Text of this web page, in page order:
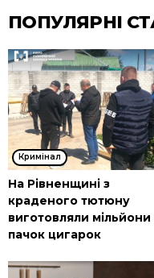
ПОПУЛЯРНІ
Кримінал
На Рівненщині з
краденого тютюну
виготовляли мільйони
пачок цигарок